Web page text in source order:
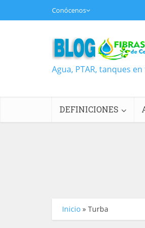
Conócenos
Agua, PTAR, tanques
DEFINICIONES
Inicio » Turba